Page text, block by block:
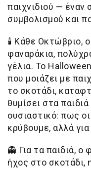
παιχνιδιού —
συμβολισμού και
🕯️ Κάθε Οκτώβριο,
φαναράκια,
γέλια. Το
που μοιάζει με
το σκοτάδι,
θυμίσει στα
ουσιαστικό: πως
κρύβουμε, αλλά
👻 Για τα παιδιά,
ήχος στο σκοτάδι,